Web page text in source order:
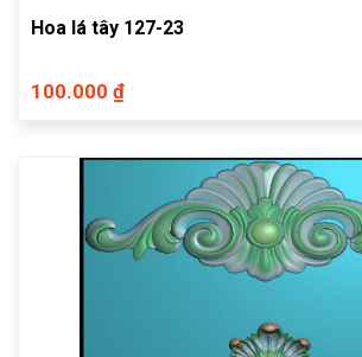
Hoa lá tây 127-23
100.000 ₫